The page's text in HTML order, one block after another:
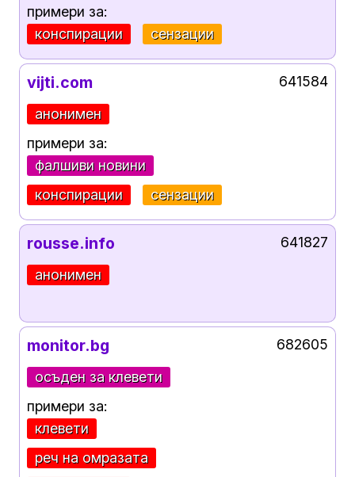
примери за:
конспирации
сензации
vijti.com
анонимен
примери за:
фалшиви новини
конспирации
сензации
641584
rousse.info
анонимен
641827
monitor.bg
осъден за клевети
примери за:
клевети
реч на омразата
682605